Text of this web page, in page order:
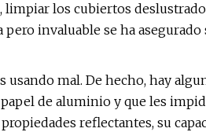
limpiar los cubiertos
invaluable se ha
usando mal. De hecho, hay
de aluminio y que les
reflectantes, su